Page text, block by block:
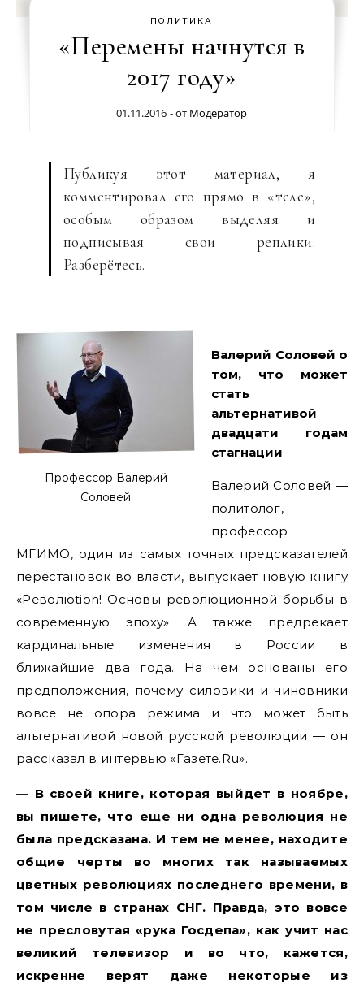
ПОЛИТИКА
«Перемены начнутся в
2017 году»
01.11.2016 - от Модератор
Публикуя этот материал, я
комментировал его прямо в «теле»,
особым образом выделяя и
подписывая свои реплики.
Разберётесь.
Профессор Валерий
Соловей
Валерий Соловей о
том, что может
стать
альтернативой
двадцати годам
стагнации
Валерий Соловей —
политолог,
профессор
МГИМО, один из самых точных предсказателей
перестановок во власти, выпускает новую книгу
«Революtion! Основы революционной борьбы в
современную эпоху». А также предрекает
кардинальные изменения в России в
ближайшие два года. На чем основаны его
предположения, почему силовики и чиновники
вовсе не опора режима и что может быть
альтернативой новой русской революции — он
рассказал в интервью «Газете.Ru».
— В своей книге, которая выйдет в ноябре,
вы пишете, что еще ни одна революция не
была предсказана. И тем не менее, находите
общие черты во многих так называемых
цветных революциях последнего времени, в
том числе в странах СНГ. Правда, это вовсе
не пресловутая «рука Госдепа», как учит нас
великий телевизор и во что, кажется,
искренне верят даже некоторые из